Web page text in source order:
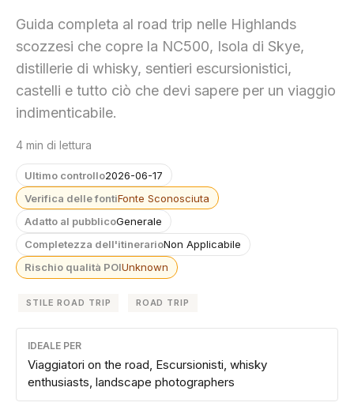
Guida completa al road trip nelle Highlands
scozzesi che copre la NC500, Isola di Skye,
distillerie di whisky, sentieri escursionistici,
castelli e tutto ciò che devi sapere per un viaggio
indimenticabile.
4 min di lettura
Ultimo controllo2026-06-17
Verifica delle fontiFonte Sconosciuta
Adatto al pubblicoGenerale
Completezza dell'itinerarioNon Applicabile
Rischio qualità POIUnknown
STILE ROAD TRIP ROAD TRIP
IDEALE PER
Viaggiatori on the road, Escursionisti, whisky
enthusiasts, landscape photographers